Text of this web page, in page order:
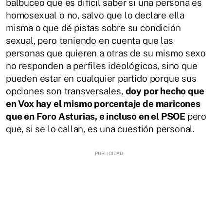
balbuceo que es difícil saber si una persona es
homosexual o no, salvo que lo declare ella
misma o que dé pistas sobre su condición
sexual, pero teniendo en cuenta que las
personas que quieren a otras de su mismo sexo
no responden a perfiles ideológicos, sino que
pueden estar en cualquier partido porque sus
opciones son transversales, doy por hecho que
en Vox hay el mismo porcentaje de maricones
que en Foro Asturias, e incluso en el PSOE pero
que, si se lo callan, es una cuestión personal.